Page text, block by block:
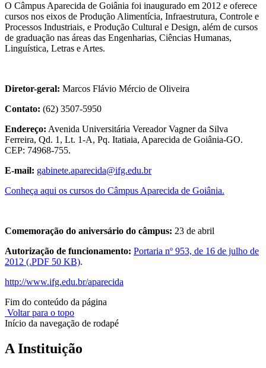
O Câmpus Aparecida de Goiânia foi inaugurado em 2012 e oferece
cursos nos eixos de Produção Alimentícia, Infraestrutura, Controle e
Processos Industriais, e Produção Cultural e Design, além de cursos
de graduação nas áreas das Engenharias, Ciências Humanas,
Linguística, Letras e Artes.
Diretor-geral: Marcos Flávio Mércio de Oliveira
Contato: (62) 3507-5950
Endereço: Avenida Universitária Vereador Vagner da Silva
Ferreira, Qd. 1, Lt. 1-A, Pq. Itatiaia, Aparecida de Goiânia-GO.
CEP: 74968-755.
E-mail: gabinete.aparecida@ifg.edu.br
Conheça aqui os cursos do Câmpus Aparecida de Goiânia.
Comemoração do aniversário do câmpus: 23 de abril
Autorização de funcionamento: Portaria nº 953, de 16 de julho de
2012 (.PDF 50 KB).
http://www.ifg.edu.br/aparecida
Fim do conteúdo da página
Voltar para o topo
Início da navegação de rodapé
A Instituição